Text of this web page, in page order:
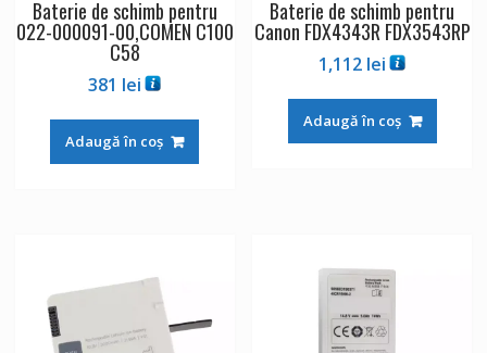
Baterie de schimb pentru
022-000091-00,COMEN C100
C58
381 lei
Adaugă în coș
Baterie de schimb pentru
Canon FDX4343R FDX3543RP
1,112 lei
Adaugă în coș